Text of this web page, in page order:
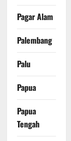
Pagar Alam
Palembang
Palu
Papua
Papua
Tengah